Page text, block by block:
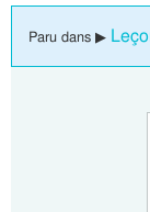
Paru dans ▶